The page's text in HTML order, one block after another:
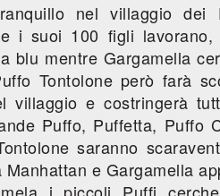
nel villaggio dei
i suoi 100 figli
blu mentre Gargamella
Tontolone però farà
villaggio e costringerà
Puffo, Puffetta, Puffo
saranno
e Gargamella